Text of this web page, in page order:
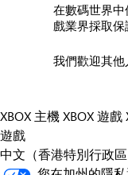
在數碼世界
戲業界採取
我們歡迎其他
XBOX 主機XBOX 遊戲
遊戲
中文（香港特別行政區